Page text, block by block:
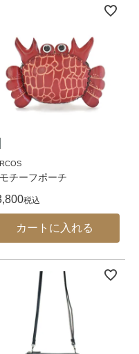
チーフポーチ
税込
カートに入れる